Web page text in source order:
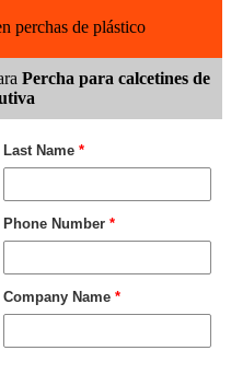
perchas de plástico
Percha para calcetines de